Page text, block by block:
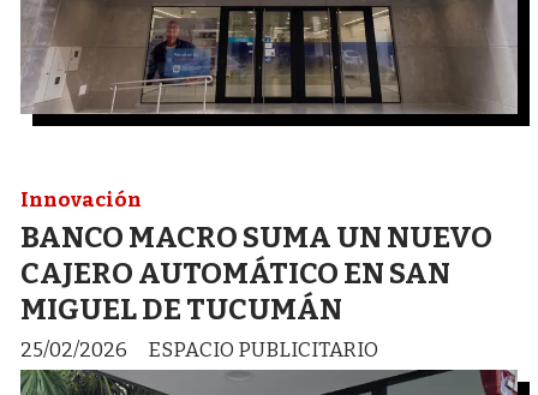
BANCO MACRO SUMA UN NUEVO
CAJERO AUTOMÁTICO EN SAN
MIGUEL DE TUCUMÁN
ESPACIO PUBLICITARIO
Innovación
25/02/2026